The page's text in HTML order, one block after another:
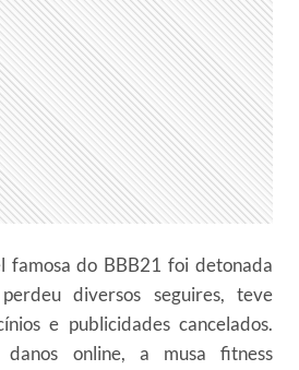
famosa do BBB21 foi detonada
diversos seguires, teve
e publicidades cancelados.
online, a musa fitness